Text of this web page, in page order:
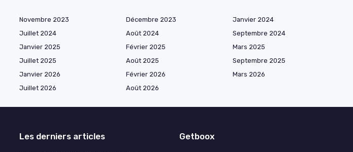
Novembre 2023 Décembre 2023
Janvier 2024
Juillet 2024 Août 2024
Septembre 2024
Janvier 2025 Février 2025
Mars 2025
Juillet 2025 Août 2025
Septembre 2025
Janvier 2026 Février 2026
Mars 2026
Juillet 2026 Août 2026
Les derniers articles Getboox